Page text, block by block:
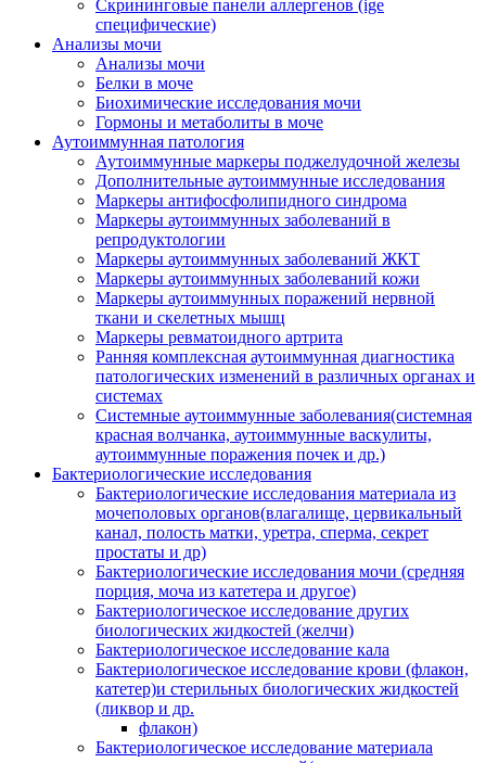
Скрининговые панели аллергенов (ige
специфические)
Анализы мочи
Анализы мочи
Белки в моче
Биохимические исследования мочи
Гормоны и метаболиты в моче
Аутоиммунная патология
Аутоиммунные маркеры поджелудочной железы
Дополнительные аутоиммунные исследования
Маркеры антифосфолипидного синдрома
Маркеры аутоиммунных заболеваний в
репродуктологии
Маркеры аутоиммунных заболеваний ЖКТ
Маркеры аутоиммунных заболеваний кожи
Маркеры аутоиммунных поражений нервной
ткани и скелетных мышц
Маркеры ревматоидного артрита
Ранняя комплексная аутоиммунная диагностика
патологических изменений в различных органах и
системах
Системные аутоиммунные заболевания(системная
красная волчанка, аутоиммунные васкулиты,
аутоиммунные поражения почек и др.)
Бактериологические исследования
Бактериологические исследования материала из
мочеполовых органов(влагалище, цервикальный
канал, полость матки, уретра, сперма, секрет
простаты и др)
Бактериологические исследования мочи (средняя
порция, моча из катетера и другое)
Бактериологическое исследование других
биологических жидкостей (желчи)
Бактериологическое исследование кала
Бактериологическое исследование крови (флакон,
катетер)и стерильных биологических жидкостей
(ликвор и др.
флакон)
Бактериологическое исследование материала